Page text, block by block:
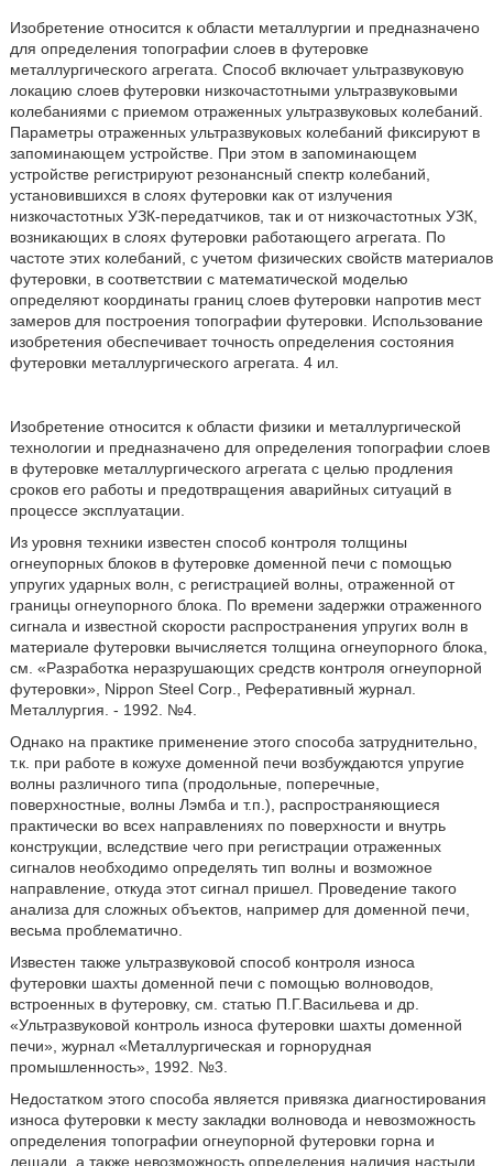
Изобретение относится к области металлургии и предназначено
для определения топографии слоев в футеровке
металлургического агрегата. Способ включает ультразвуковую
локацию слоев футеровки низкочастотными ультразвуковыми
колебаниями с приемом отраженных ультразвуковых колебаний.
Параметры отраженных ультразвуковых колебаний фиксируют в
запоминающем устройстве. При этом в запоминающем
устройстве регистрируют резонансный спектр колебаний,
установившихся в слоях футеровки как от излучения
низкочастотных УЗК-передатчиков, так и от низкочастотных УЗК,
возникающих в слоях футеровки работающего агрегата. По
частоте этих колебаний, с учетом физических свойств материалов
футеровки, в соответствии с математической моделью
определяют координаты границ слоев футеровки напротив мест
замеров для построения топографии футеровки. Использование
изобретения обеспечивает точность определения состояния
футеровки металлургического агрегата. 4 ил.
Изобретение относится к области физики и металлургической
технологии и предназначено для определения топографии слоев
в футеровке металлургического агрегата с целью продления
сроков его работы и предотвращения аварийных ситуаций в
процессе эксплуатации.
Из уровня техники известен способ контроля толщины
огнеупорных блоков в футеровке доменной печи с помощью
упругих ударных волн, с регистрацией волны, отраженной от
границы огнеупорного блока. По времени задержки отраженного
сигнала и известной скорости распространения упругих волн в
материале футеровки вычисляется толщина огнеупорного блока,
см. «Разработка неразрушающих средств контроля огнеупорной
футеровки», Nippon Steel Corp., Реферативный журнал.
Металлургия. - 1992. №4.
Однако на практике применение этого способа затруднительно,
т.к. при работе в кожухе доменной печи возбуждаются упругие
волны различного типа (продольные, поперечные,
поверхностные, волны Лэмба и т.п.), распространяющиеся
практически во всех направлениях по поверхности и внутрь
конструкции, вследствие чего при регистрации отраженных
сигналов необходимо определять тип волны и возможное
направление, откуда этот сигнал пришел. Проведение такого
анализа для сложных объектов, например для доменной печи,
весьма проблематично.
Известен также ультразвуковой способ контроля износа
футеровки шахты доменной печи с помощью волноводов,
встроенных в футеровку, см. статью П.Г.Васильева и др.
«Ультразвуковой контроль износа футеровки шахты доменной
печи», журнал «Металлургическая и горнорудная
промышленность», 1992. №3.
Недостатком этого способа является привязка диагностирования
износа футеровки к месту закладки волновода и невозможность
определения топографии огнеупорной футеровки горна и
лещади, а также невозможность определения наличия настыли.